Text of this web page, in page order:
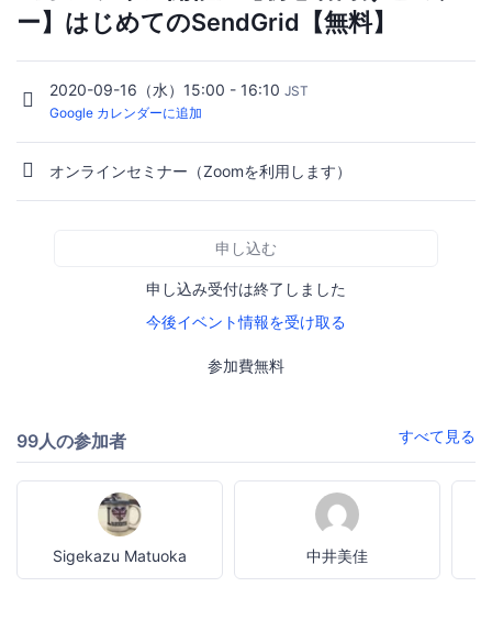
ー】はじめてのSendGrid【無料】
2020-09-16（水）15:00 - 16:10 JST
Google カレンダーに追加
オンラインセミナー（Zoomを利用します）
申し込む
申し込み受付は終了しました
今後イベント情報を受け取る
参加費無料
99人の参加者 すべて見る
Sigekazu Matuoka 中井美佳